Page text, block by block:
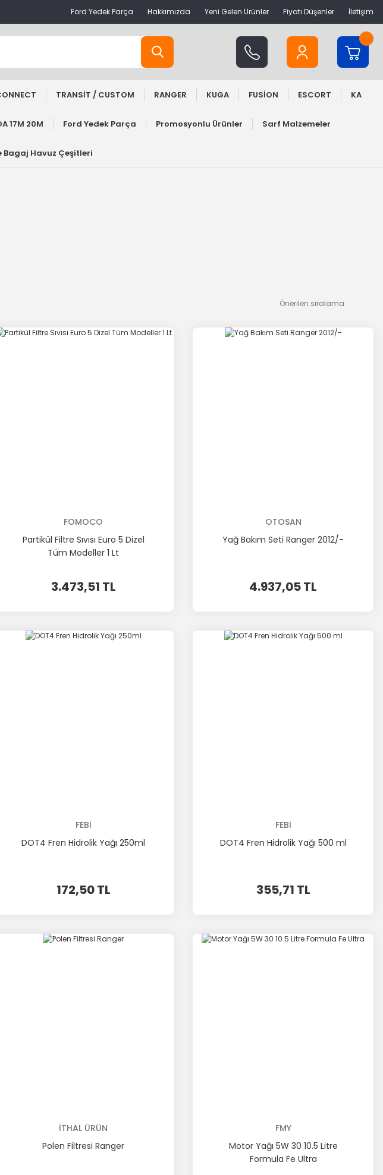
Ford Yedek Parça Hakkımızda Yeni Gelen Ürünler Fiyatı Düşenler İletişim
TRANSİT / CUSTOM RANGER KUGA FUSİON ESCORT KA
17M 20M Ford Yedek Parça Promosyonlu Ürünler Sarf Malzemeler
Bagaj Havuz Çeşitleri
FOMOCO
Partikül Filtre Sıvısı Euro 5 Dizel
Tüm Modeller 1 Lt
3.473,51 TL
OTOSAN
Yağ Bakım Seti Ranger 2012/-
4.937,05 TL
FEBİ
DOT4 Fren Hidrolik Yağı 250ml
172,50 TL
FEBİ
DOT4 Fren Hidrolik Yağı 500 ml
355,71 TL
İTHAL ÜRÜN
Polen Filtresi Ranger
FMY
Motor Yağı 5W 30 10.5 Litre
Formula Fe Ultra